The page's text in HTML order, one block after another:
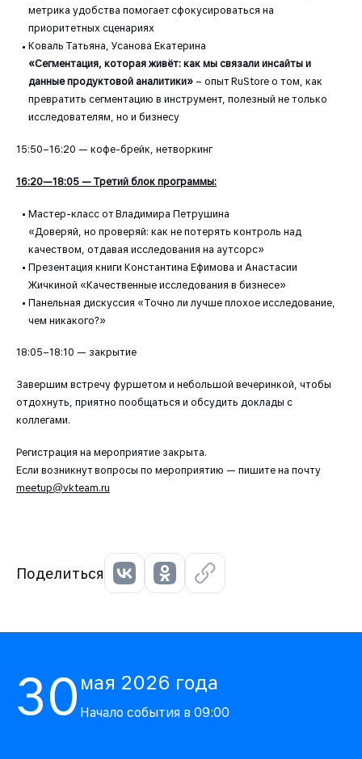
метрика удобства помогает сфокусироваться на
приоритетных сценариях
Коваль Татьяна, Усанова Екатерина
«Сегментация, которая живёт: как мы связали инсайты и
данные продуктовой аналитики» – опыт RuStore о том, как
превратить сегментацию в инструмент, полезный не только
исследователям, но и бизнесу
15:50–16:20 — кофе-брейк, нетворкинг
16:20—18:05 — Третий блок программы:
Мастер-класс от Владимира Петрушина
«Доверяй, но проверяй: как не потерять контроль над
качеством, отдавая исследования на аутсорс»
Презентация книги Константина Ефимова и Анастасии
Жичкиной «Качественные исследования в бизнесе»
Панельная дискуссия «Точно ли лучше плохое исследование,
чем никакого?»
18:05–18:10 — закрытие
Завершим встречу фуршетом и небольшой вечеринкой, чтобы
отдохнуть, приятно пообщаться и обсудить доклады с
коллегами.
Регистрация на мероприятие закрыта.
Если возникнут вопросы по мероприятию — пишите на почту
meetup@vkteam.ru
Поделиться
30 мая 2026 года
Начало события в 09:00